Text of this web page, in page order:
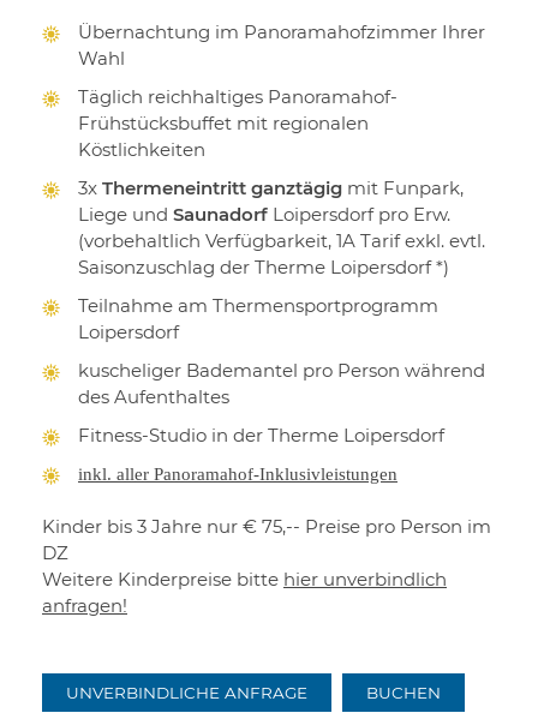
Übernachtung im Panoramahofzimmer Ihrer
Wahl
Täglich reichhaltiges Panoramahof-
Frühstücksbuffet mit regionalen
Köstlichkeiten
3x Thermeneintritt ganztägig mit Funpark,
Liege und Saunadorf Loipersdorf pro Erw.
(vorbehaltlich Verfügbarkeit, 1A Tarif exkl. evtl.
Saisonzuschlag der Therme Loipersdorf *)
Teilnahme am Thermensportprogramm
Loipersdorf
kuscheliger Bademantel pro Person während
des Aufenthaltes
Fitness-Studio in der Therme Loipersdorf
inkl. aller Panoramahof-Inklusivleistungen
Kinder bis 3 Jahre nur € 75,-- Preise pro Person im
DZ
Weitere Kinderpreise bitte hier unverbindlich
anfragen!
UNVERBINDLICHE ANFRAGE BUCHEN